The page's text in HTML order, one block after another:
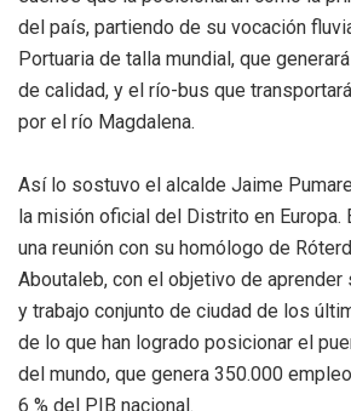
del país, partiendo de su vocación
Portuaria de talla mundial, que
de calidad, y el río-bus que
por el río Magdalena.
Así lo sostuvo el alcalde Jaime
la misión oficial del Distrito en Europa.
una reunión con su homólogo de
Aboutaleb, con el objetivo de aprender
y trabajo conjunto de ciudad de los
de lo que han logrado posicionar el
del mundo, que genera 350.000
6 % del PIB nacional.